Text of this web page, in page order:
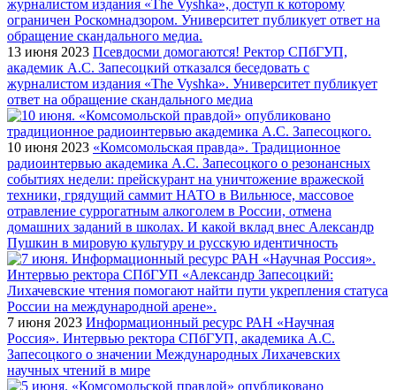
13 июня 2023 Псевдосми домогаются! Ректор СПбГУП,
академик А.С. Запесоцкий отказался беседовать с
журналистом издания «The Vyshka». Университет публикует
ответ на обращение скандального медиа
10 июня 2023 «Комсомольская правда». Традиционное
радиоинтервью академика А.С. Запесоцкого о резонансных
событиях недели: прейскурант на уничтожение вражеской
техники, грядущий саммит НАТО в Вильнюсе, массовое
отравление суррогатным алкоголем в России, отмена
домашних заданий в школах. И какой вклад внес Александр
Пушкин в мировую культуру и русскую идентичность
7 июня 2023 Информационный ресурс РАН «Научная
Россия». Интервью ректора СПбГУП, академика А.С.
Запесоцкого о значении Международных Лихачевских
научных чтений в мире